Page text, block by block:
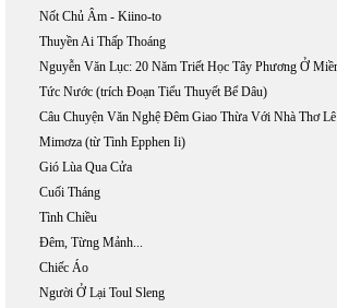
Nốt Chủ Âm - Kiino-to
Thuyền Ai Thấp Thoáng
Tức Nước (trích Đoạn Tiểu Thuyết Bể Dâu)
Câu Chuyện Văn Nghệ Đêm Giao Thừa Với Nhà Thơ
Mimơza (từ Tình Epphen Ii)
Gió Lùa Qua Cửa
Cuối Tháng
Tình Chiều
Đêm, Từng Mảnh...
Chiếc Áo
Người Ở Lại Toul Sleng